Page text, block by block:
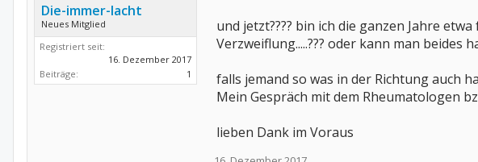
Die-immer-lacht
Neues Mitglied
Registriert seit:
16. Dezember 2017
Beiträge:
1
und jetzt???? bin ich die ganzen Jahre
Verzweiflung.....??? oder kann man beides
falls jemand so was in der Richtung auch
Mein Gespräch mit dem Rheumatologen
lieben Dank im Voraus